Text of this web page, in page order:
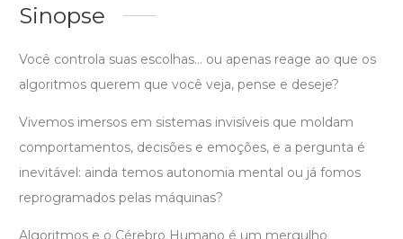
Sinopse
Você controla suas escolhas… ou apenas reage ao que os
algoritmos querem que você veja, pense e deseje?
Vivemos imersos em sistemas invisíveis que moldam
comportamentos, decisões e emoções, e a pergunta é
inevitável: ainda temos autonomia mental ou já fomos
reprogramados pelas máquinas?
Algoritmos e o Cérebro Humano é um mergulho